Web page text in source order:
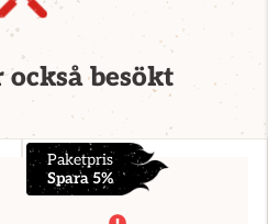
besökt
Paketpris
Spara 5%